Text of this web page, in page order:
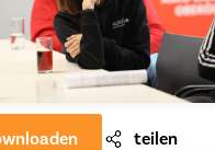
teilen